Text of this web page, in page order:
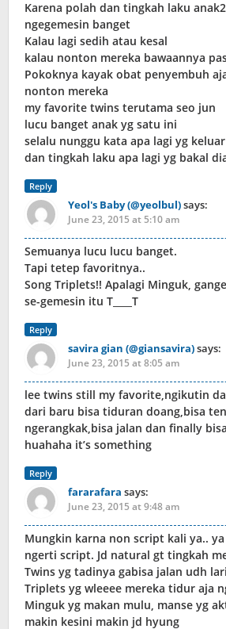
Karena polah dan tingkah laku
ngegemesin banget
Kalau lagi sedih atau kesal
kalau nonton mereka bawaannya
Pokoknya kayak obat penyembuh
nonton mereka
my favorite twins terutama seo jun
lucu banget anak yg satu ini
selalu nunggu kata apa lagi yg
dan tingkah laku apa lagi yg bakal
Reply
Yeol's Baby (@yeolbul)says:
June 23, 2015 at 5:10 am
Semuanya lucu lucu banget.
Tapi tetep favoritnya..
Song Triplets!! Apalagi Minguk,
se-gemesin itu T____T
Reply
savira gian (@giansavira)says:
June 23, 2015 at 8:05 am
lee twins still my favorite,ngikutin
dari baru bisa tiduran doang,bisa
ngerangkak,bisa jalan dan finally
huahaha it’s something
Reply
fararafara says:
June 23, 2015 at 9:48 am
Mungkin karna non script kali ya..
ngerti script. Jd natural gt tingkah
Twins yg tadinya gabisa jalan udh
Triplets yg wleeee mereka tidur aja
Minguk yg makan mulu, manse yg
makin kesini makin jd hyung